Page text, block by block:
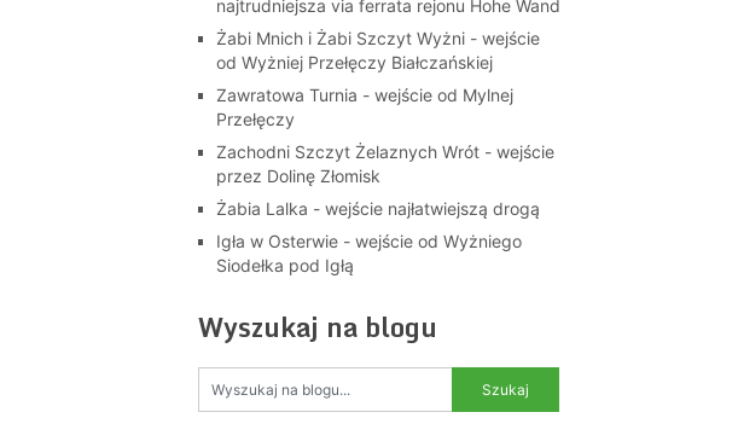
najtrudniejsza via ferrata rejonu Hohe Wand
Żabi Mnich i Żabi Szczyt Wyżni - wejście
od Wyżniej Przełęczy Białczańskiej
Zawratowa Turnia - wejście od Mylnej
Przełęczy
Zachodni Szczyt Żelaznych Wrót - wejście
przez Dolinę Złomisk
Żabia Lalka - wejście najłatwiejszą drogą
Igła w Osterwie - wejście od Wyżniego
Siodełka pod Igłą
Wyszukaj na blogu